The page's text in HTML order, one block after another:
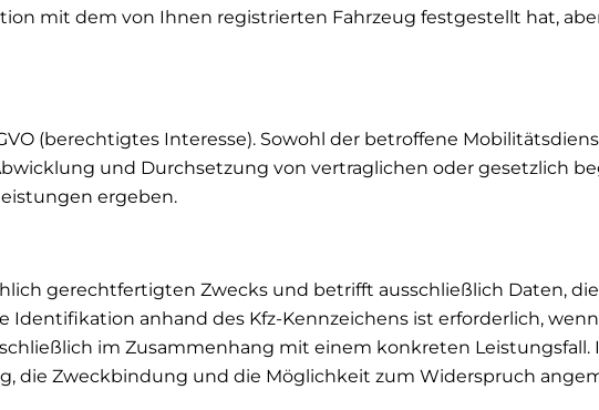
mit dem von Ihnen registrierten Fahrzeug festgestellt hat,
(berechtigtes Interesse). Sowohl der betroffene
und Durchsetzung von vertraglichen oder gesetzlich
ergeben.
gerechtfertigten Zwecks und betrifft ausschließlich Daten,
anhand des Kfz-Kennzeichens ist erforderlich,
im Zusammenhang mit einem konkreten Leistungsfall.
die Zweckbindung und die Möglichkeit zum Widerspruch